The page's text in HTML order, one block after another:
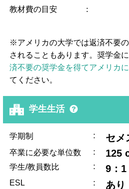
教材費の目安 ：
※アメリカの大学では返済不要
されることもあります。奨学金
済不要の奨学金を得てアメリカ
てください。
学生生活
学期制 : セメ
卒業に必要な単位数 : 125
学生/教員数比 : 9：1
ESL : あり